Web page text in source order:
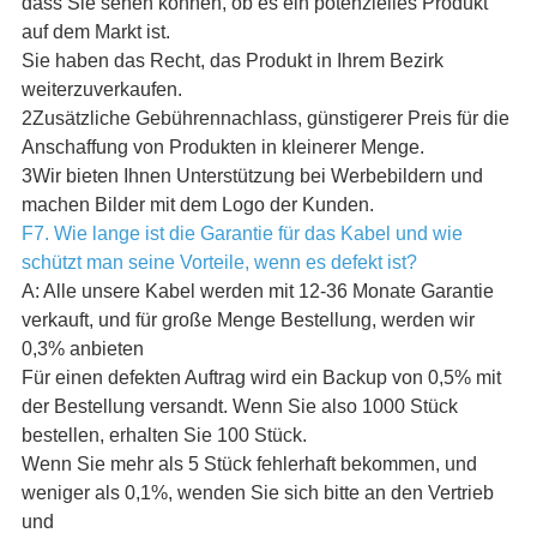
auf dem Markt ist.
Sie haben das Recht, das Produkt in Ihrem Bezirk
weiterzuverkaufen.
2Zusätzliche Gebührennachlass, günstigerer Preis für die
Anschaffung von Produkten in kleinerer Menge.
3Wir bieten Ihnen Unterstützung bei Werbebildern und
machen Bilder mit dem Logo der Kunden.
F7. Wie lange ist die Garantie für das Kabel und wie
schützt man seine Vorteile, wenn es defekt ist?
A: Alle unsere Kabel werden mit 12-36 Monate Garantie
verkauft, und für große Menge Bestellung, werden wir
0,3% anbieten
Für einen defekten Auftrag wird ein Backup von 0,5% mit
der Bestellung versandt. Wenn Sie also 1000 Stück
bestellen, erhalten Sie 100 Stück.
Wenn Sie mehr als 5 Stück fehlerhaft bekommen, und
weniger als 0,1%, wenden Sie sich bitte an den Vertrieb
und